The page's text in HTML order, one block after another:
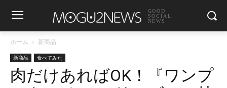
GOOD
SOCIAL
NEWS
ホーム 新商品
新商品 食べてみた
肉だけあればOK！『ワンプ